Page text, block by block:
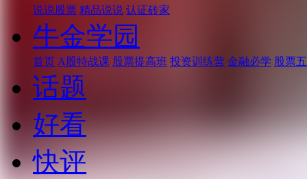
说说股票 精品说说 认证砖家
牛金学园
首页 A股特战课 股票提高班 投资训练营 金融必学 股票
话题
好看
快评